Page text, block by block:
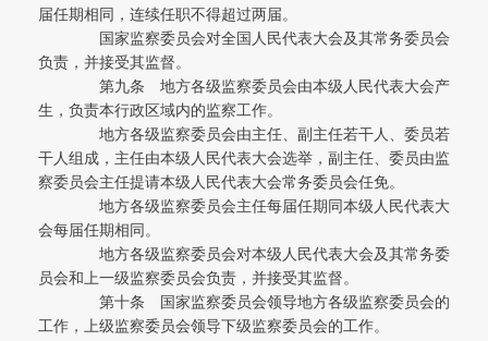
届任期相同，连续任职不得超过两届。
国家监察委员会对全国人民代表大会及其常务委员会
负责，并接受其监督。
第九条 地方各级监察委员会由本级人民代表大会产
生，负责本行政区域内的监察工作。
地方各级监察委员会由主任、副主任若干人、委员若
干人组成，主任由本级人民代表大会选举，副主任、委员由监
察委员会主任提请本级人民代表大会常务委员会任免。
地方各级监察委员会主任每届任期同本级人民代表大
会每届任期相同。
地方各级监察委员会对本级人民代表大会及其常务委
员会和上一级监察委员会负责，并接受其监督。
第十条 国家监察委员会领导地方各级监察委员会的
工作，上级监察委员会领导下级监察委员会的工作。